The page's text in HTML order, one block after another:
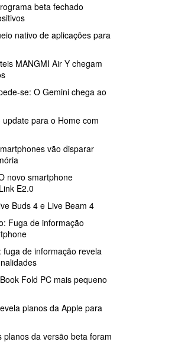
beta fechado
nativo de aplicações para
MANGMI Air Y chegam
se: O Gemini chega ao
para o Home com
vão disparar
novo smartphone
E2.0
Buds 4 e Live Beam 4
Fuga de informação
fuga de informação revela
Fold PC mais pequeno
planos da Apple para
planos da versão beta foram